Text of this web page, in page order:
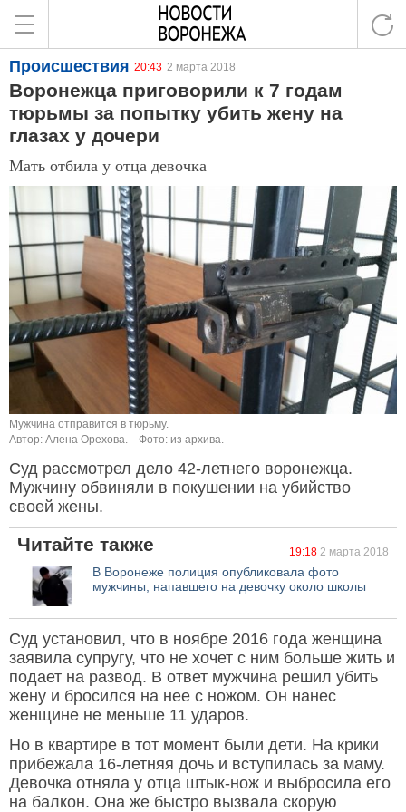
Происшествия 20:43 2 марта 2018
Воронежца приговорили к 7 годам
тюрьмы за попытку убить жену на
глазах у дочери
Мать отбила у отца девочка
Мужчина отправится в тюрьму.
Автор: Алена Орехова.
Фото: из архива.
Суд рассмотрел дело 42-летнего воронежца.
Мужчину обвиняли в покушении на убийство
своей жены.
Читайте также 19:18 2 марта 2018
В Воронеже полиция опубликовала фото
мужчины, напавшего на девочку около школы
Суд установил, что в ноябре 2016 года женщина
заявила супругу, что не хочет с ним больше жить и
подает на развод. В ответ мужчина решил убить
жену и бросился на нее с ножом. Он нанес
женщине не меньше 11 ударов.
Но в квартире в тот момент были дети. На крики
прибежала 16-летняя дочь и вступилась за маму.
Девочка отняла у отца штык-нож и выбросила его
на балкон. Она же быстро вызвала скорую